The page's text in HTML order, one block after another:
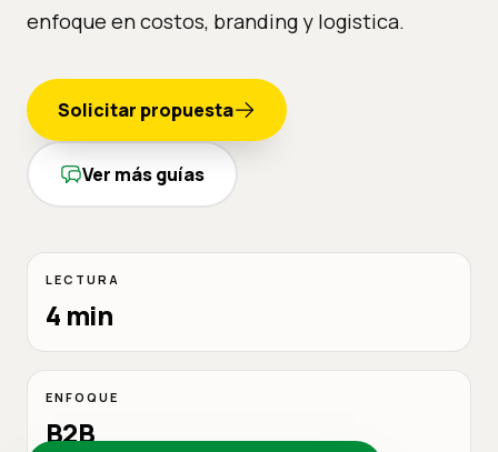
enfoque en costos, branding y logistica.
Solicitar propuesta
Ver más guías
LECTURA
4 min
ENFOQUE
B2B